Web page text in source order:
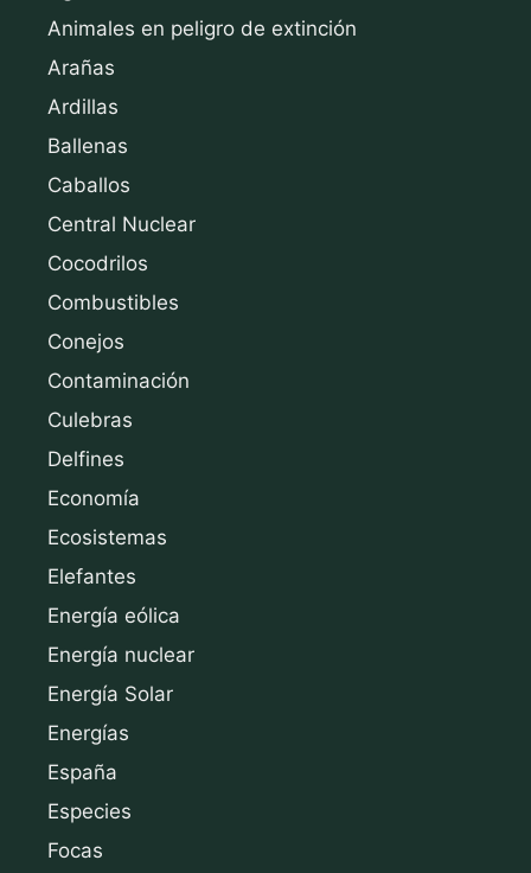
Animales en peligro de extinción
Arañas
Ardillas
Ballenas
Caballos
Central Nuclear
Cocodrilos
Combustibles
Conejos
Contaminación
Culebras
Delfines
Economía
Ecosistemas
Elefantes
Energía eólica
Energía nuclear
Energía Solar
Energías
España
Especies
Focas